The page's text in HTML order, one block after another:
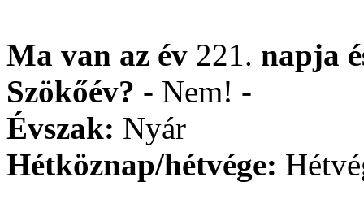
Ma van az év 221. napja
Szökőév? - Nem! -
Évszak: Nyár
Hétköznap/hétvége: